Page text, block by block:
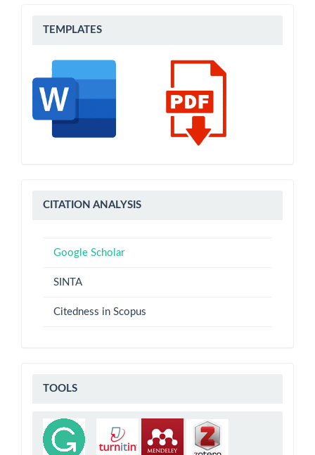
Templates
TEMPLATES
CITATION
CITATION ANALYSIS
Google Scholar
SINTA
Citedness in Scopus
TOOLS
TOOLS